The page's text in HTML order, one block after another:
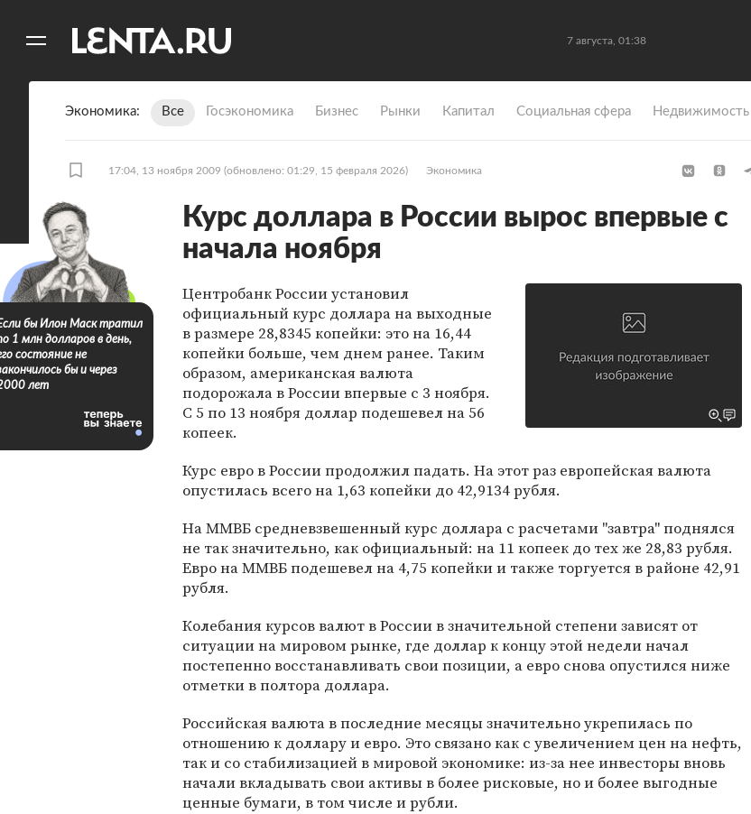
7 августа, 01:38
Экономика Все Госэкономика Бизнес Рынки Капитал Социальная сфера Недвижимость
17:04, 13 ноября 2009 (обновлено: 01:29, 15 февраля 2026) Экономика
Курс доллара в России вырос впервые с
начала ноября
Центробанк России установил
официальный курс доллара на выходные
в размере 28,8345 копейки: это на 16,44
копейки больше, чем днем ранее. Таким
образом, американская валюта
подорожала в России впервые с 3 ноября.
С 5 по 13 ноября доллар подешевел на 56
копеек.
Курс евро в России продолжил падать. На этот раз европейская валюта
опустилась всего на 1,63 копейки до 42,9134 рубля.
На ММВБ средневзвешенный курс доллара с расчетами "завтра" поднялся
не так значительно, как официальный: на 11 копеек до тех же 28,83 рубля.
Евро на ММВБ подешевел на 4,75 копейки и также торгуется в районе 42,91
рубля.
Колебания курсов валют в России в значительной степени зависят от
ситуации на мировом рынке, где доллар к концу этой недели начал
постепенно восстанавливать свои позиции, а евро снова опустился ниже
отметки в полтора доллара.
Российская валюта в последние месяцы значительно укрепилась по
отношению к доллару и евро. Это связано как с увеличением цен на нефть,
так и со стабилизацией в мировой экономике: из-за нее инвесторы вновь
начали вкладывать свои активы в более рисковые, но и более выгодные
ценные бумаги, в том числе и рубли.
бы Илон Маск тратил
1 млн долларов в день,
состояние не
бы и через
лет